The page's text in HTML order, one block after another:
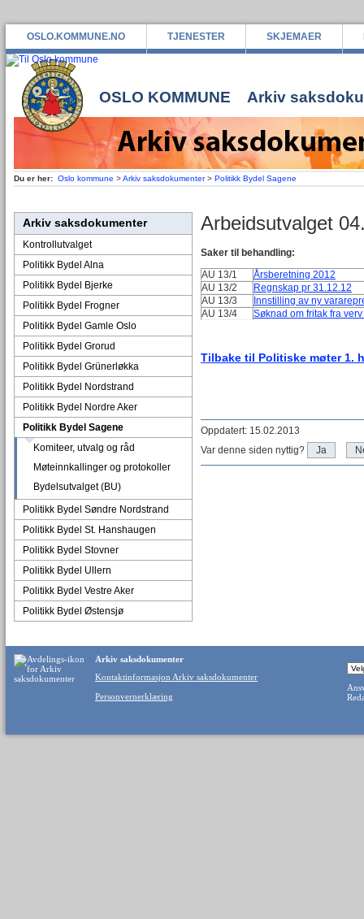
OSLO.KOMMUNE.NO TJENESTER SKJEMAER
OSLO KOMMUNE Arkiv
Du er her: Oslo kommune >Arkiv saksdokumenter> Politikk Bydel Sagene
Arkiv saksdokumenter
Kontrollutvalget
Politikk Bydel Alna
Politikk Bydel Bjerke
Politikk Bydel Frogner
Politikk Bydel Gamle Oslo
Politikk Bydel Grorud
Politikk Bydel Grünerløkka
Politikk Bydel Nordstrand
Politikk Bydel Nordre Aker
Politikk Bydel Sagene
Komiteer, utvalg og råd
Møteinnkallinger og protokoller
Bydelsutvalget (BU)
Politikk Bydel Søndre Nordstrand
Politikk Bydel St. Hanshaugen
Politikk Bydel Stovner
Politikk Bydel Ullern
Politikk Bydel Vestre Aker
Politikk Bydel Østensjø
Arbeidsutvalget
Saker til behandling:
AU 13/1
Årsberetning 2012
AU 13/2
Regnskap pr 31.12.12
AU 13/3
Innstilling av ny
AU 13/4
Søknad om fritak fra
Tilbake til Politiske møter 1.
Oppdatert: 15.02.2013
Var denne siden nyttig?
Ja
Arkiv saksdokumenter
Kontaktinformasjon Arkiv saksdokumenter
Personvernerklæring